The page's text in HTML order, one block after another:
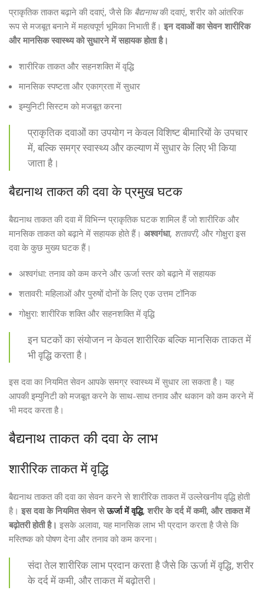
प्राकृतिक ताकत बढ़ाने की दवाएं, जैसे कि बैद्यनाथकी दवाएं, शरीर को आंतरिक
रूप से मजबूत बनाने में महत्वपूर्ण भूमिका निभाती हैं। इन दवाओं का सेवन शारीरिक
और मानसिक स्वास्थ्य को सुधारने में सहायक होता है।
शारीरिक ताकत और सहनशक्ति में वृद्धि
मानसिक स्पष्टता और एकाग्रता में सुधार
इम्युनिटी सिस्टम को मजबूत करना
प्राकृतिक दवाओं का उपयोग न केवल विशिष्ट बीमारियों के उपचार
में, बल्कि समग्र स्वास्थ्य और कल्याण में सुधार के लिए भी किया
जाता है।
बैद्यनाथ ताकत की दवा के प्रमुख घटक
बैद्यनाथ ताकत की दवा में विभिन्न प्राकृतिक घटक शामिल हैं जो शारीरिक और
मानसिक ताकत को बढ़ाने में सहायक होते हैं। अश्वगंधा, शतावरी, और गोक्षुरा इस
दवा के कुछ मुख्य घटक हैं।
अश्वगंधा: तनाव को कम करने और ऊर्जा स्तर को बढ़ाने में सहायक
शतावरी: महिलाओं और पुरुषों दोनों के लिए एक उत्तम टॉनिक
गोक्षुरा: शारीरिक शक्ति और सहनशक्ति में वृद्धि
इन घटकों का संयोजन न केवल शारीरिक बल्कि मानसिक ताकत में
भी वृद्धि करता है।
इस दवा का नियमित सेवन आपके समग्र स्वास्थ्य में सुधार ला सकता है। यह
आपकी इम्युनिटी को मजबूत करने के साथ-साथ तनाव और थकान को कम करने में
भी मदद करता है।
बैद्यनाथ ताकत की दवा के लाभ
शारीरिक ताकत में वृद्धि
बैद्यनाथ ताकत की दवा का सेवन करने से शारीरिक ताकत में उल्लेखनीय वृद्धि होती
है। इस दवा के नियमित सेवन सेऊर्जा में वृद्धि, शरीर के दर्द में कमी, और ताकत में
बढ़ोतरी होती है। इसके अलावा, यह मानसिक लाभ भी प्रदान करता है जैसे कि
मस्तिष्क को पोषण देना और तनाव को कम करना।
संदा तेल शारीरिक लाभ प्रदान करता है जैसे कि ऊर्जा में वृद्धि, शरीर
के दर्द में कमी, और ताकत में बढ़ोतरी।